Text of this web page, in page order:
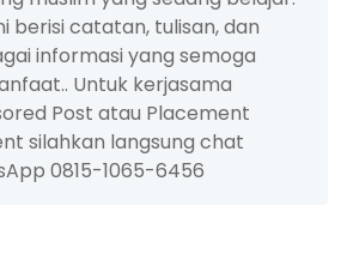
berisi catatan, tulisan, dan
informasi yang semoga
Untuk kerjasama
Post atau Placement
silahkan langsung chat
0815-1065-6456